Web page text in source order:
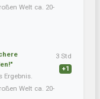
Welt ca. 20-
Ergebnis.
Welt ca. 20-
3 Std
+1